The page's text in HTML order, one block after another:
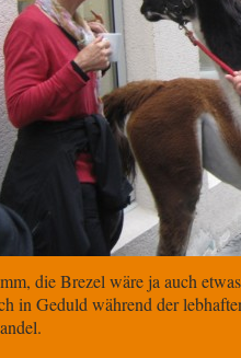
die Brezel wäre ja auch
in Geduld während der